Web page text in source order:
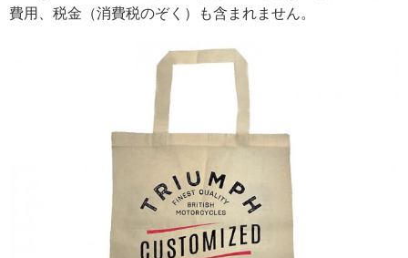
費用、税金（消費税のぞく）も含まれません。